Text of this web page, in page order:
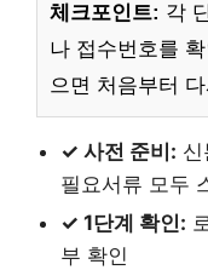
체크포인트: 각
나 접수번호를
으면 처음부터
✓ 사전 준비:
필요서류 모두
✓ 1단계 확인:
부 확인